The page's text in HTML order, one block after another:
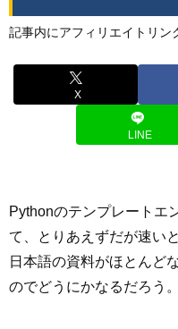
記事内にアフィリエイトリン
X
LINE
Pythonのテンプレートエ
て、とりあえずだが速い
日本語の資料がほとんど
のでどうにかなるだろう。